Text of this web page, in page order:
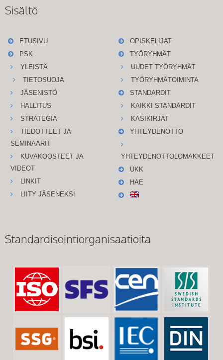
Sisältö
ETUSIVU
PSK
YLEISTÄ
TIETOSUOJA
JÄSENISTÖ
HALLITUS
STRATEGIA
TIEDOTTEET JA
SEMINAARIT
KUVAKOOSTEET JA
VIDEOT
LINKIT
LIITY JÄSENEKSI
OPISKELIJAT
TYÖRYHMÄT
UUDET TYÖRYHMÄT
TYÖRYHMÄTOIMINTA
STANDARDIT
KAIKKI STANDARDIT
KÄSIKIRJAT
YHTEYDENOTTO
YHTEYDENOTTOLOMAKKEET
UKK
HAE
Standardisointiorganisaatioita